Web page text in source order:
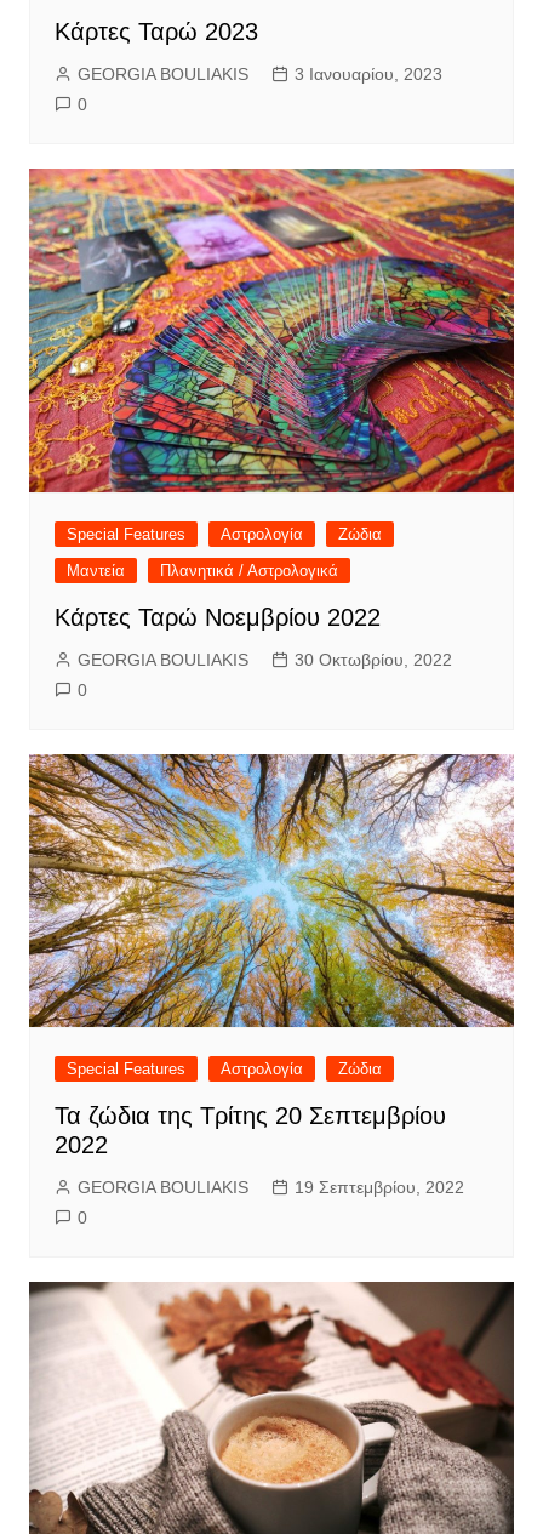
Κάρτες Ταρώ 2023
GEORGIA BOULIAKIS
3 Ιανουαρίου, 2023
0
Special Features Αστρολογία
Ζώδια
Μαντεία
Πλανητικά / Αστρολογικά
Κάρτες Ταρώ Νοεμβρίου 2022
GEORGIA BOULIAKIS
30 Οκτωβρίου, 2022
0
Special Features Αστρολογία Ζώδια
Τα ζώδια της Τρίτης 20 Σεπτεμβρίου
2022
GEORGIA BOULIAKIS
19 Σεπτεμβρίου, 2022
0